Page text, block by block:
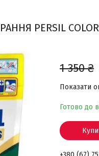
PERSIL
1 350 ₴
Показати
Готово до